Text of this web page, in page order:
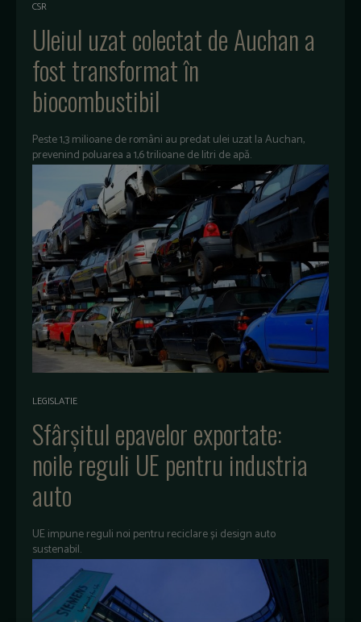
CSR
Uleiul uzat colectat de Auchan a
fost transformat în
biocombustibil
Peste 1,3 milioane de români au predat ulei uzat la Auchan,
prevenind poluarea a 1,6 trilioane de litri de apă.
LEGISLATIE
Sfârșitul epavelor exportate:
noile reguli UE pentru industria
auto
UE impune reguli noi pentru reciclare și design auto
sustenabil.